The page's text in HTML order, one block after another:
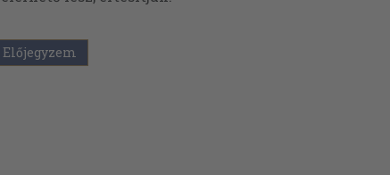
Előjegyzem